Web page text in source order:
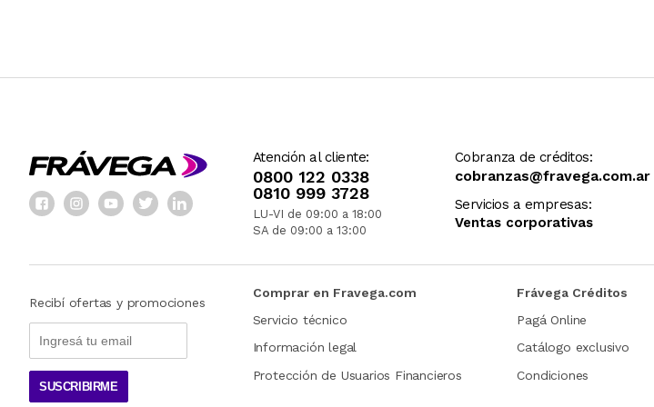
Atención al cliente:
0800 122 0338
0810 999 3728
LU-VI de 09:00 a 18:00
SA de 09:00 a 13:00
Cobranza de créditos:
cobranzas@fravega.com.ar
Servicios a empresas:
Ventas corporativas
Recibí ofertas y promociones
SUSCRIBIRME
Comprar en Fravega.com
Servicio técnico
Información legal
Protección de Usuarios Financieros
Frávega Créditos
Pagá Online
Catálogo exclusivo
Condiciones